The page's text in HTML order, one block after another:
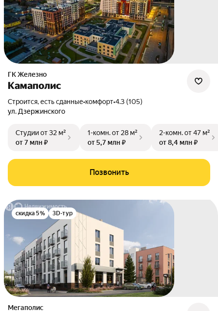
ГК Железно
Камаполис
Строится, есть сданные•комфорт•4.3 (105)
ул. Дзержинского
Студииот 32 м²
от 7 млн ₽
1-комн.от 28 м²
от 5,7 млн ₽
2-комн.от 47 м²
от 8,4 млн ₽
Позвонить
скидка 5% 3D-тур
Мегаполис